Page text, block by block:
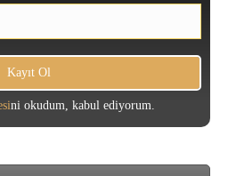
ni okudum, kabul ediyorum.